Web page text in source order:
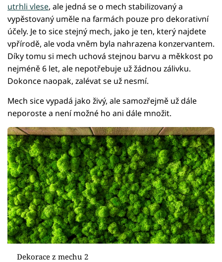
utrhli vlese, ale jedná se o mech stabilizovaný a
vypěstovaný uměle na farmách pouze pro dekorativní
účely. Je to sice stejný mech, jako je ten, který najdete
vpřírodě, ale voda vněm byla nahrazena konzervantem.
Díky tomu si mech uchová stejnou barvu a měkkost po
nejméně 6 let, ale nepotřebuje už žádnou zálivku.
Dokonce naopak, zalévat se už nesmí.
Mech sice vypadá jako živý, ale samozřejmě už dále
neporoste a není možné ho ani dále množit.
Dekorace z mechu 2